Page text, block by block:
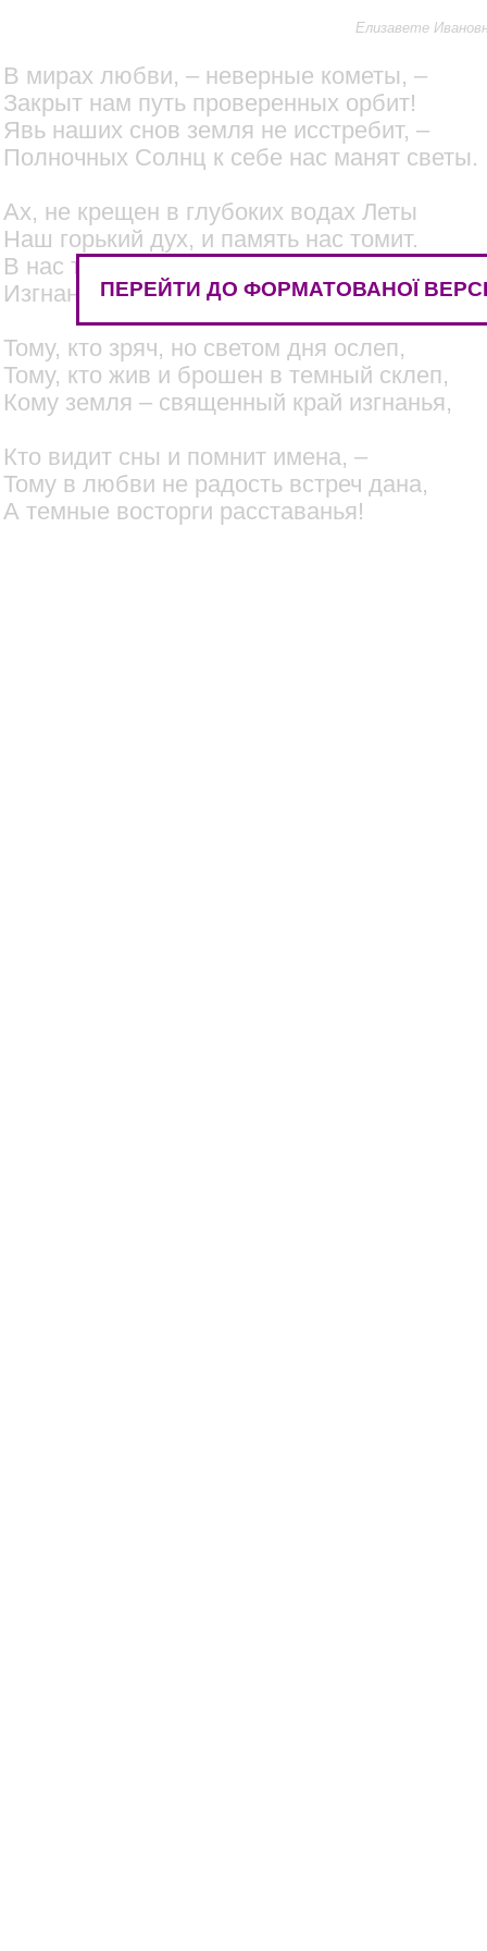
Елизавете
В мирах любви, – неверные кометы, –
Закрыт нам путь проверенных орбит!
Явь наших снов земля не исстребит, –
Полночных Солнц к себе нас манят светы.
Ах, не крещен в глубоких водах Леты
Наш горький дух, и память нас томит.
В нас тлеет боль внежизненных обид –
Изгнанники, скитальцы и поэты!
Тому, кто зряч, но светом дня ослеп,
Тому, кто жив и брошен в темный склеп,
Кому земля – священный край изгнанья,
Кто видит сны и помнит имена, –
Тому в любви не радость встреч дана,
А темные восторги расставанья!
ПЕРЕЙТИ ДО ФОРМАТОВАНОЇ